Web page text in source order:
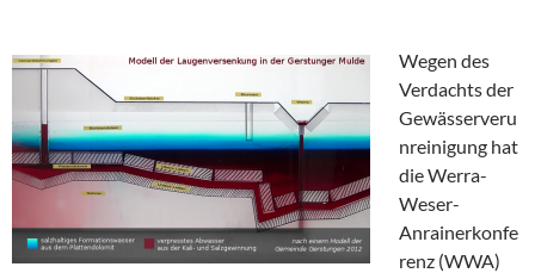
Wegen des
Verdachts der
Gewässerveru
nreinigung hat
die Werra-
Weser-
Anrainerkonfe
renz (WWA)